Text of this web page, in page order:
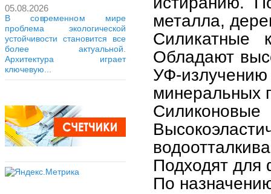
05.08.2026
В современном мире
проблема экологической
устойчивости становится все
более актуальной.
Архитектура играет
ключевую...
металла,
Силикатные
Обладают
УФ-
минеральных
Силиконовые
Подходят для
По